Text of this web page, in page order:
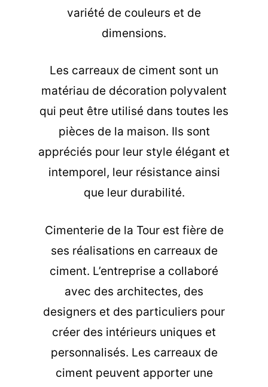
variété de couleurs et de
dimensions.
Les carreaux de ciment sont un
matériau de décoration polyvalent
qui peut être utilisé dans toutes les
pièces de la maison. Ils sont
appréciés pour leur style élégant et
intemporel, leur résistance ainsi
que leur durabilité.
Cimenterie de la Tour est fière de
ses réalisations en carreaux de
ciment. L’entreprise a collaboré
avec des architectes, des
designers et des particuliers pour
créer des intérieurs uniques et
personnalisés. Les carreaux de
ciment peuvent apporter une